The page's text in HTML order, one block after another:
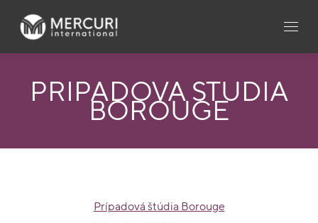
PRÍPADOVÁ ŠTÚDIA
BOROUGE
Prípadová štúdia Borouge